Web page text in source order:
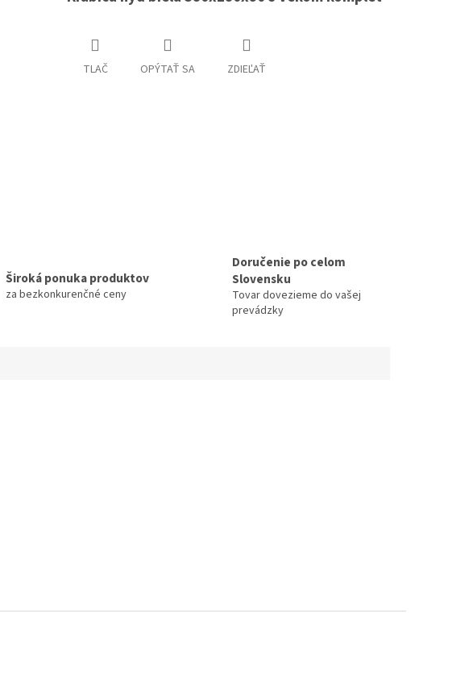
TLAČ OPÝTAŤ SA ZDIEĽAŤ
Široká ponuka produktov
za bezkonkurenčné ceny
Doručenie po celom
Slovensku
Tovar dovezieme do vašej
prevádzky